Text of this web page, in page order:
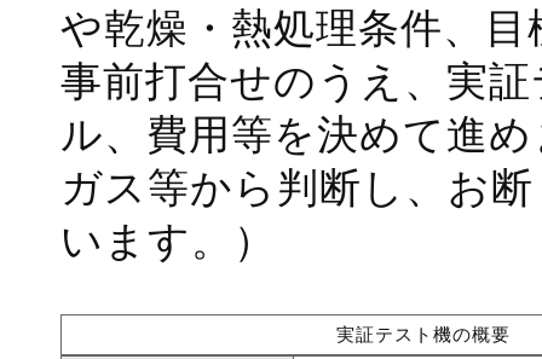
や乾燥・熱処理条件、
事前打合せのうえ、実
ル、費用等を決めて進
ガス等から判断し、お
います。）
実証テスト機の概要